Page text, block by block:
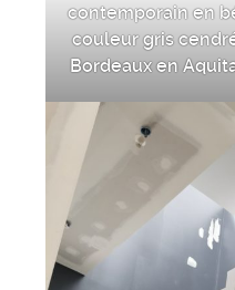
contemporain en
couleur gris
Bordeaux en